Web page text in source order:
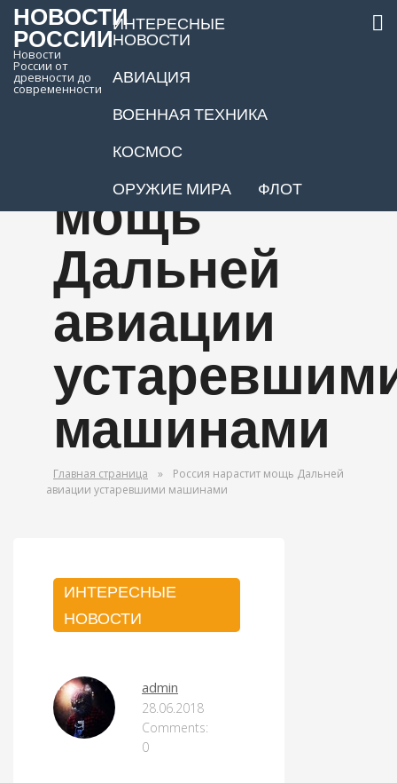
НОВОСТИ
РОССИИ
Новости
России от
древности до
современности
ИНТЕРЕСНЫЕ
НОВОСТИ
АВИАЦИЯ
ВОЕННАЯ ТЕХНИКА
КОСМОС
ОРУЖИЕ МИРА
ФЛОТ
Россия
нарастит
мощь
Дальней
авиации
машинами
Главная страница »
Россия нарастит мощь Дальней
авиации устаревшими машинами
ИНТЕРЕСНЫЕ
НОВОСТИ
admin
28.06.2018
Comments:
0